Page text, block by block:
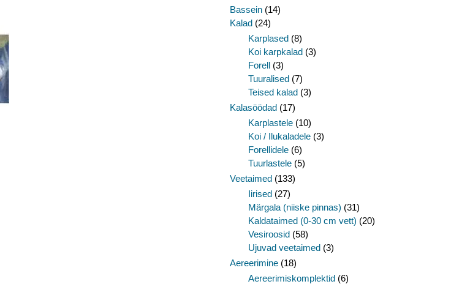
Bassein (14)
Kalad (24)
Karplased (8)
Koi karpkalad (3)
Forell (3)
Tuuralised (7)
Teised kalad (3)
Kalasöödad (17)
Karplastele (10)
Koi / Ilukaladele (3)
Forellidele (6)
Tuurlastele (5)
Veetaimed (133)
Iirised (27)
Märgala (niiske pinnas) (31)
Kaldataimed (0-30 cm vett) (20)
Vesiroosid (58)
Ujuvad veetaimed (3)
Aereerimine (18)
Aereerimiskomplektid (6)